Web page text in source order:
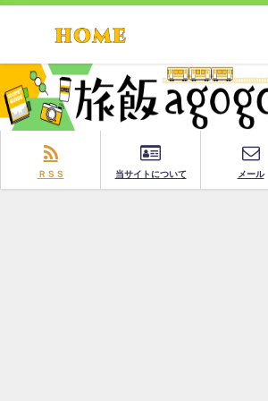
ＲＳＳ 当サイトについて メール